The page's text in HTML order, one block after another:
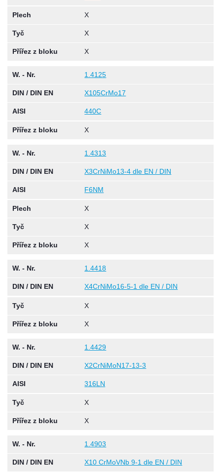
Plech X
Tyč X
Přířez z bloku X
W. - Nr. 1.4125
DIN / DIN EN X105CrMo17
AISI 440C
Přířez z bloku X
W. - Nr. 1.4313
DIN / DIN EN X3CrNiMo13-4 dle EN / DIN
AISI F6NM
Plech X
Tyč X
Přířez z bloku X
W. - Nr. 1.4418
DIN / DIN EN X4CrNiMo16-5-1 dle EN / DIN
Tyč X
Přířez z bloku X
W. - Nr. 1.4429
DIN / DIN EN X2CrNiMoN17-13-3
AISI 316LN
Tyč X
Přířez z bloku X
W. - Nr. 1.4903
DIN / DIN EN X10 CrMoVNb 9-1 dle EN / DIN